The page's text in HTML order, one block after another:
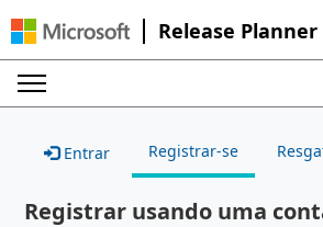
Release Planner
Entrar Registrar-se
Registrar usando uma